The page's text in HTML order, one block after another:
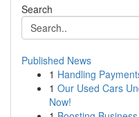
Search
Published News
1 Handling
1 Our Used Cars
Now!